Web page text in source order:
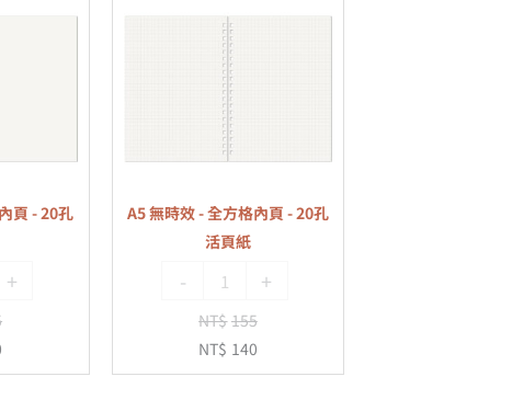
頁 - 20孔
+
時
效
-
全
方
格
頁
-
20
活
頁
A5 無時效 - 全方格內頁 - 20孔
活頁紙
- +
NT$155
NT$ 140